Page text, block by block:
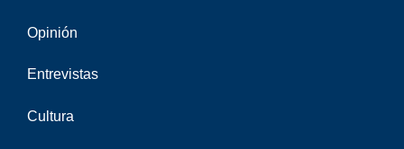
Opinión
Entrevistas
Cultura